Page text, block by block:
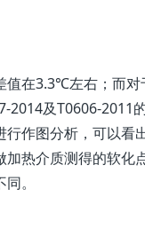
值在3.3℃左右；而对
2014及T0606-2011
作图分析，可以看
加热介质测得的软化
。